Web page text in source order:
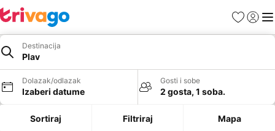
FavoritiPrijavi
Destinacija
Plav
Dolazak/odlazak
Izaberi datume
Gosti i sobe
2 gosta, 1 soba.
Sortiraj Filtriraj Mapa